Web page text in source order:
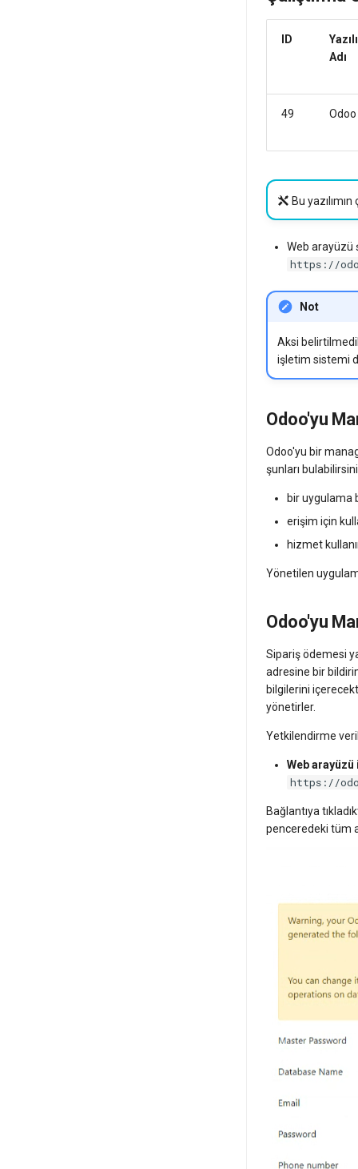
ID
Adı
49 Odoo
Bu
Web arayüzü
https://
Not
Aksi
işletim sistemi
Odoo'yu
Odoo'yu bir
şunları
bir uygulama
erişim için
hizmet
Yönetilen
Odoo'yu
Sipariş ödemesi
adresine bir
bilgilerini
yönetirler.
Yetkilendirme
Web arayüzü
https://
Bağlantıya
penceredeki tüm